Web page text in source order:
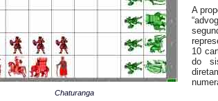
Chaturanga
A
10
do